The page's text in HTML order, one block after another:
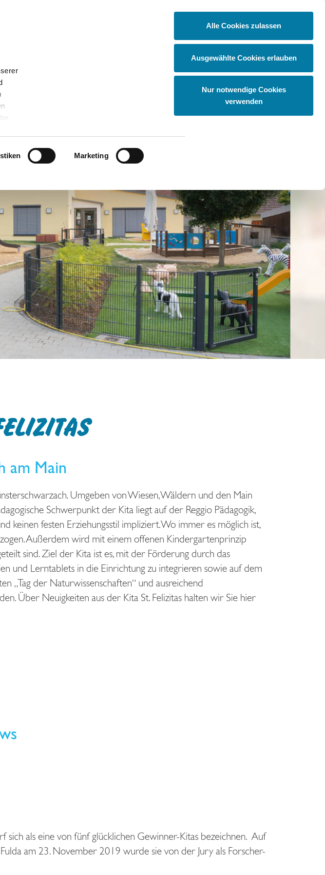
Data
als
Ihre
Marketing
Alle Cookies zulassen
Ausgewählte Cookies erlauben
Nur notwendige Cookies
verwenden
am Main
Umgeben von Wiesen, Wäldern und den Main
Schwerpunkt der Kita liegt auf der Reggio Pädagogik,
keinen festen Erziehungsstil impliziert. Wo immer es möglich ist,
Außerdem wird mit einem offenen Kindergartenprinzip
sind. Ziel der Kita ist es, mit der Förderung durch das
und Lerntablets in die Einrichtung zu integrieren sowie auf dem
„Tag der Naturwissenschaften“ und ausreichend
Über Neuigkeiten aus der Kita St. Felizitas halten wir Sie hier
sich als eine von fünf glücklichen Gewinner-Kitas bezeichnen. Auf
am 23. November 2019 wurde sie von der Jury als Forscher-